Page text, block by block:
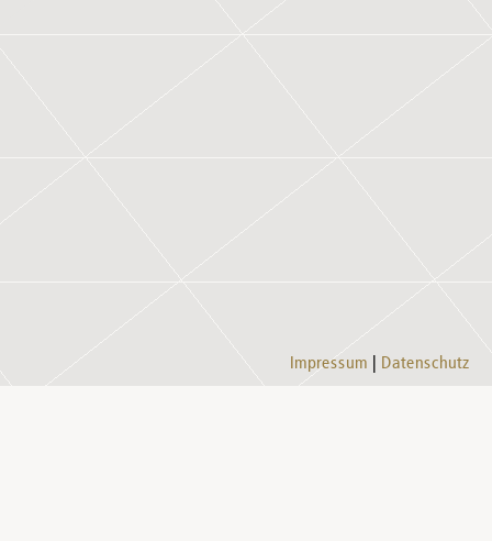
Impressum Datenschutz